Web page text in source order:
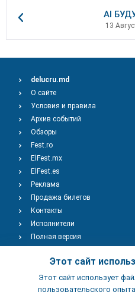
AI
13
Этот сайт
Этот сайт использует
пользовательского
delucru.md
О сайте
Условия и правила
Архив событий
Обзоры
Fest.ro
ElFest.mx
ElFest.es
Реклама
Продажа билетов
Контакты
Исполнители
Полная версия